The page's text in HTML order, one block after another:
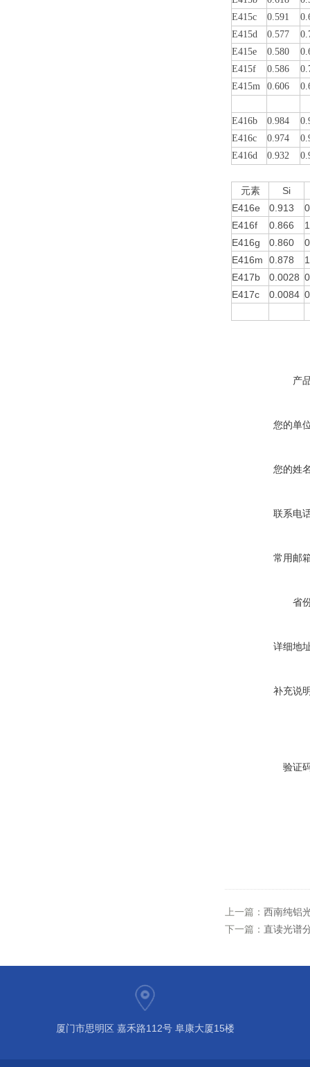
E415c
0.591
E415d
0.577
E415e
0.580 0.
E415f
0.586
E415m
0.606
E416b 0.984
E416c
0.974
E416d
0.932
元素
Si
E416e
0.913
E416f
0.866
E416g
0.860
E416m
0.878
E417b
0.0028
E417c
0.0084
产
您的单
您的姓
联系电
常用邮
省
详细地
补充说
验证
上一篇： 西南纯铝
下一篇： 直读光谱
厦门市思明区 嘉禾路112号 阜康大厦15楼